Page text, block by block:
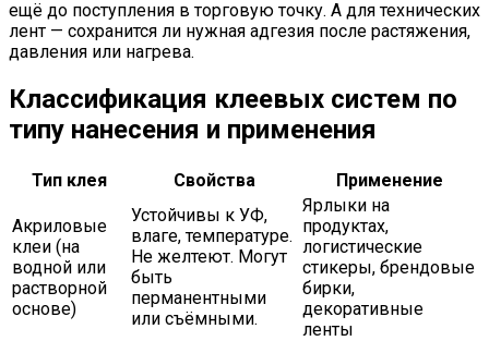
ещё до поступления в торговую точку. А для технических
лент — сохранится ли нужная адгезия после растяжения,
давления или нагрева.
Классификация клеевых систем по
типу нанесения и применения
Тип клея Свойства Применение
Акриловые
клеи (на
водной или
растворной
основе)
Устойчивы к УФ,
влаге, температуре.
Не желтеют. Могут
быть
перманентными
или съёмными.
Ярлыки на
продуктах,
логистические
стикеры, брендовые
бирки,
декоративные
ленты